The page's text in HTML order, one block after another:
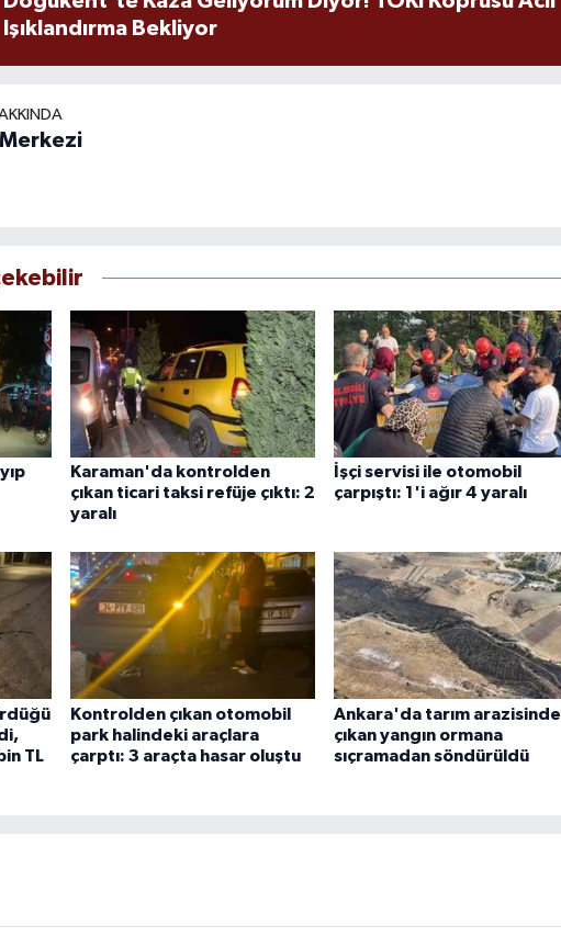
Işıklandırma Bekliyor
Karaman'da kontrolden
çıkan ticari taksi refüje çıktı: 2
yaralı
İşçi servisi ile otomobil
çarpıştı: 1'i ağır 4 yaralı
TL
Kontrolden çıkan otomobil
park halindeki araçlara
çarptı: 3 araçta hasar oluştu
Ankara'da tarım arazisinde
çıkan yangın ormana
sıçramadan söndürüldü